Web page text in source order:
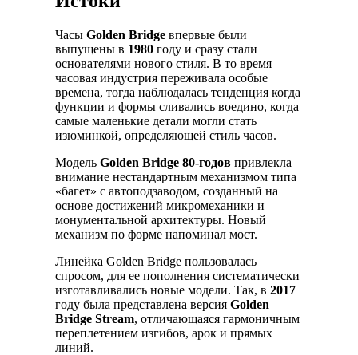
Часы Golden Bridge впервые были
выпущены в 1980 году и сразу стали
основателями нового стиля. В то время
часовая индустрия переживала особые
времена, тогда наблюдалась тенденция когда
функции и формы сливались воедино, когда
самые маленькие детали могли стать
изюминкой, определяющей стиль часов.
Модель Golden Bridge 80-годов привлекла
внимание нестандартным механизмом типа
«багет» с автоподзаводом, созданный на
основе достижений микромеханики и
монументальной архитектуры. Новый
механизм по форме напоминал мост.
Линейка Golden Bridge пользовалась
спросом, для ее пополнения систематически
изготавливались новые модели. Так, в 2017
году была представлена версия Golden
Bridge Stream, отличающаяся гармоничным
переплетением изгибов, арок и прямых
линий.